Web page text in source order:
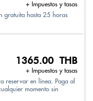
+ Impuestos y tasas
gratuita hasta 25 horas
1365.00 THB
+ Impuestos y tasas
reservar en línea. Paga al
momento sin